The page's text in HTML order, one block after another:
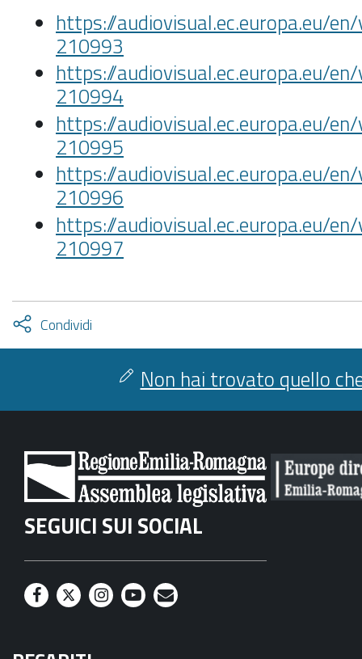
https://audiovisual.ec.europa.eu/
210993
https://audiovisual.ec.europa.eu/
210994
https://audiovisual.ec.europa.eu/
210995
https://audiovisual.ec.europa.eu/
210996
https://audiovisual.ec.europa.eu/
210997
Condividi
facebook
twitter
Attiva
condividi
Non hai trovato quello
SEGUICI SUI SOCIAL
F
T
I
Y
M